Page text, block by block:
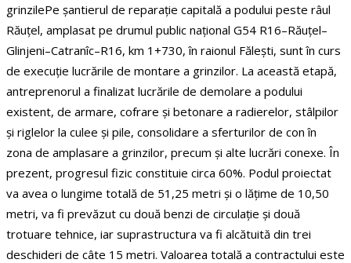
grinzilePe șantierul de reparație capitală a podului peste râul
Răuțel, amplasat pe drumul public național G54 R16–Răuțel–
Glinjeni–Catranîc–R16, km 1+730, în raionul Fălești, sunt în curs
de execuție lucrările de montare a grinzilor. La această etapă,
antreprenorul a finalizat lucrările de demolare a podului
existent, de armare, cofrare și betonare a radierelor, stâlpilor
și riglelor la culee și pile, consolidare a sferturilor de con în
zona de amplasare a grinzilor, precum și alte lucrări conexe. În
prezent, progresul fizic constituie circa 60%. Podul proiectat
va avea o lungime totală de 51,25 metri și o lățime de 10,50
metri, va fi prevăzut cu două benzi de circulație și două
trotuare tehnice, iar suprastructura va fi alcătuită din trei
deschideri de câte 15 metri. Valoarea totală a contractului este